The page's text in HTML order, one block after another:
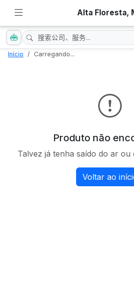
Alta Floresta,
Início Carregando...
Produto não
Talvez já tenha saído do ar ou
Voltar ao